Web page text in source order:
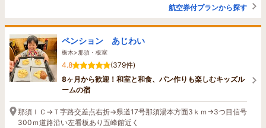
航空券付プランから探す
ペンション あじわい
栃木>那須・板室
4.8
(379件)
8ヶ月から歓迎！和室と和食、パン作りも楽しむキッズル
ームの宿
那須ＩＣ→Ｔ字路交差点右折→県道17号那須湯本方面3ｋｍ→3つ目信号
300ｍ道路沿い左看板あり五峰館近く